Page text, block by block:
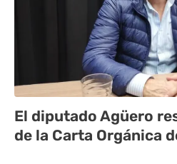
El diputado Agüero
de la Carta Orgánica